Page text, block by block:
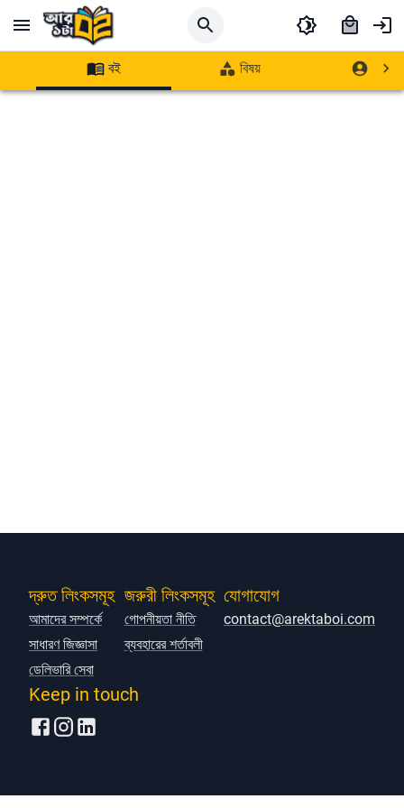
বই বিষয় লেখক
দ্রুত লিংকসমূহ
আমাদের সম্পর্কে
সাধারণ জিজ্ঞাসা
ডেলিভারি সেবা
জরুরী লিংকসমূহ
গোপনীয়তা নীতি
ব্যবহারের শর্তাবলী
যোগাযোগ
contact@arektaboi.com
Keep in touch